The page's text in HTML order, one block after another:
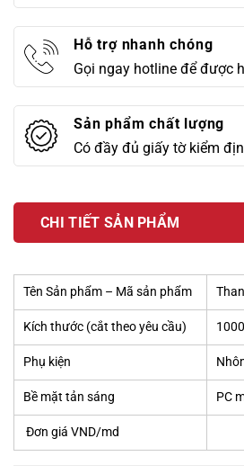
Hỗ trợ nhanh chóng
Gọi ngay hotline để được
Sản phẩm chất lượng
Có đầy đủ giấy tờ kiểm
CHI TIẾT SẢN PHẨM
Tên Sản phẩm – Mã sản phẩm
Kích thước (cắt theo yêu cầu)
Phụ kiện
Bề mặt tản sáng PC
Đơn giá VND/md